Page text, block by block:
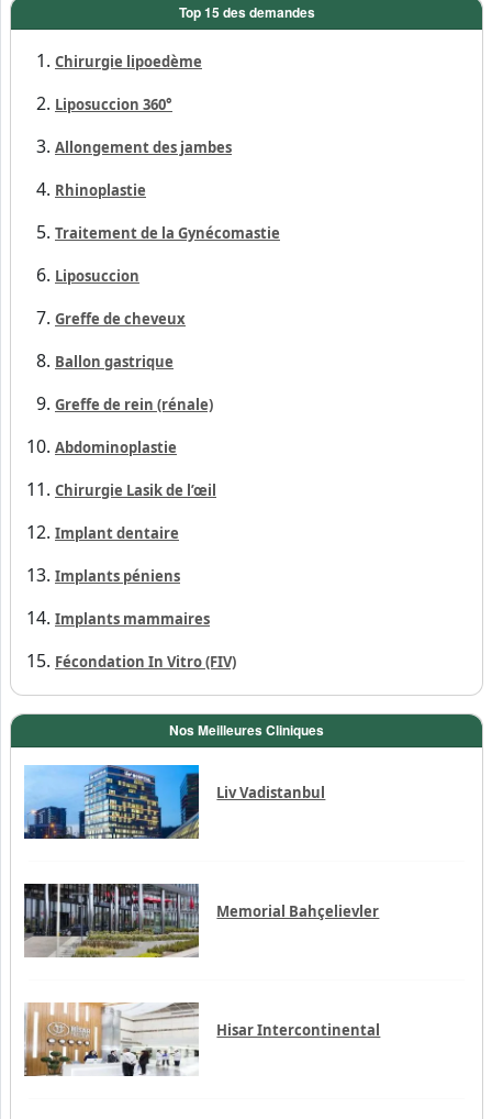
Top 15 des demandes
Chirurgie lipoedème
Liposuccion 360°
Allongement des jambes
Rhinoplastie
Traitement de la Gynécomastie
Liposuccion
Greffe de cheveux
Ballon gastrique
Greffe de rein (rénale)
Abdominoplastie
Chirurgie Lasik de l’œil
Implant dentaire
Implants péniens
Implants mammaires
Fécondation In Vitro (FIV)
Nos Meilleures Cliniques
Liv Vadistanbul
Memorial Bahçelievler
Hisar Intercontinental